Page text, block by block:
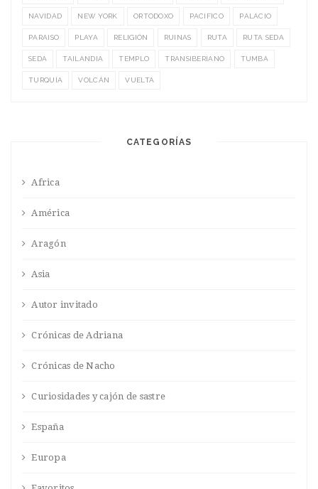
NAVIDAD NEW YORK ORTODOXO PACIFICO PALACIO
PARAISO PLAYA RELIGIÓN RUINAS RUTA RUTA SEDA
SEDA TAILANDIA TEMPLO TRANSIBERIANO TUMBA
TURQUÍA VOLCÁN VUELTA
CATEGORÍAS
Africa
América
Aragón
Asia
Autor invitado
Crónicas de Adriana
Crónicas de Nacho
Curiosidades y cajón de sastre
España
Europa